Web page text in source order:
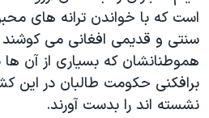
صفحه‌های ویژه
سفر پرزیدنت ترامپ به چین
است که با خواندن ترانه های
سنتی و قدیمی افغانی می کوشند
هموطنانشان که بسیاری از آن
برافکنی حکومت طالبان در این
نشسته اند را بدست آورند.